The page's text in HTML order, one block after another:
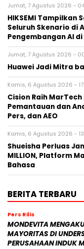
Jumat, 7 Agustus 2026 -
HIKSEMI Tampilkan
Seluruh Skenario di
Pengembangan AI
Jumat, 7 Agustus 2026 -
Huawei Jadi Mitra
Kamis, 6 Agustus 2026 -
Cision Raih
Pemantauan dan
Pers, dan AEO
Kamis, 6 Agustus 2026 -
Shueisha Perluas
MILLION, Platform
Bahasa
BERITA TERBARU
Pers Rilis
MONDEVITA
MAYORITAS DI
PERUSAHAAN INDUK